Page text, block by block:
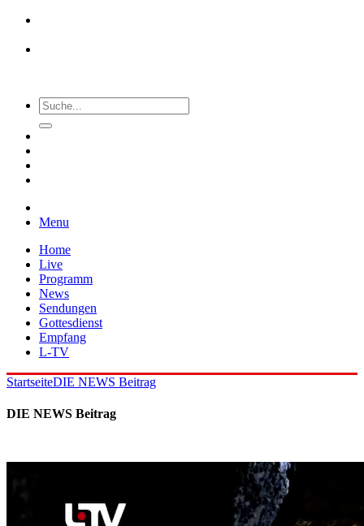
Menu
Home
Live
Programm
News
Sendungen
Gottesdienst
Empfang
L-TV
StartseiteDIE NEWS Beitrag
DIE NEWS Beitrag